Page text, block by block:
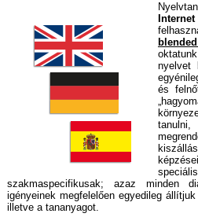
nyelvet
és
szakmaspecifikusak; azaz minden
igényeinek megfelelően egyedileg
illetve a tananyagot.